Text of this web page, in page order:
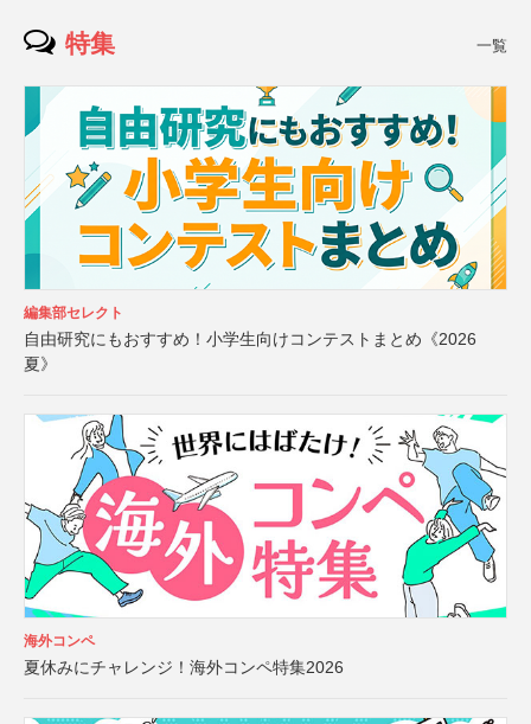
特集 一覧
編集部セレクト
自由研究にもおすすめ！小学生向けコンテストまとめ《2026
夏》
海外コンペ
夏休みにチャレンジ！海外コンペ特集2026